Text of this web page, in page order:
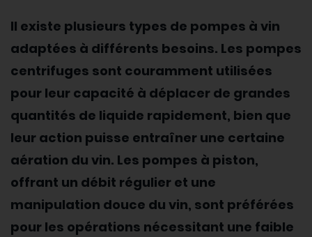
Il existe plusieurs types de pompes à vin
adaptées à différents besoins. Les pompes
centrifuges sont couramment utilisées
pour leur capacité à déplacer de grandes
quantités de liquide rapidement, bien que
leur action puisse entraîner une certaine
aération du vin. Les pompes à piston,
offrant un débit régulier et une
manipulation douce du vin, sont préférées
pour les opérations nécessitant une faible